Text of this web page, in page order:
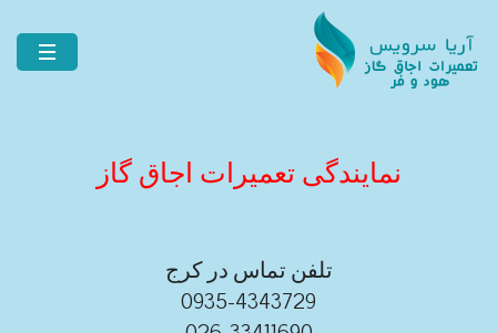
نمایندگی تعمیرات اجاق گاز
تلفن تماس در کرج
0935-4343729